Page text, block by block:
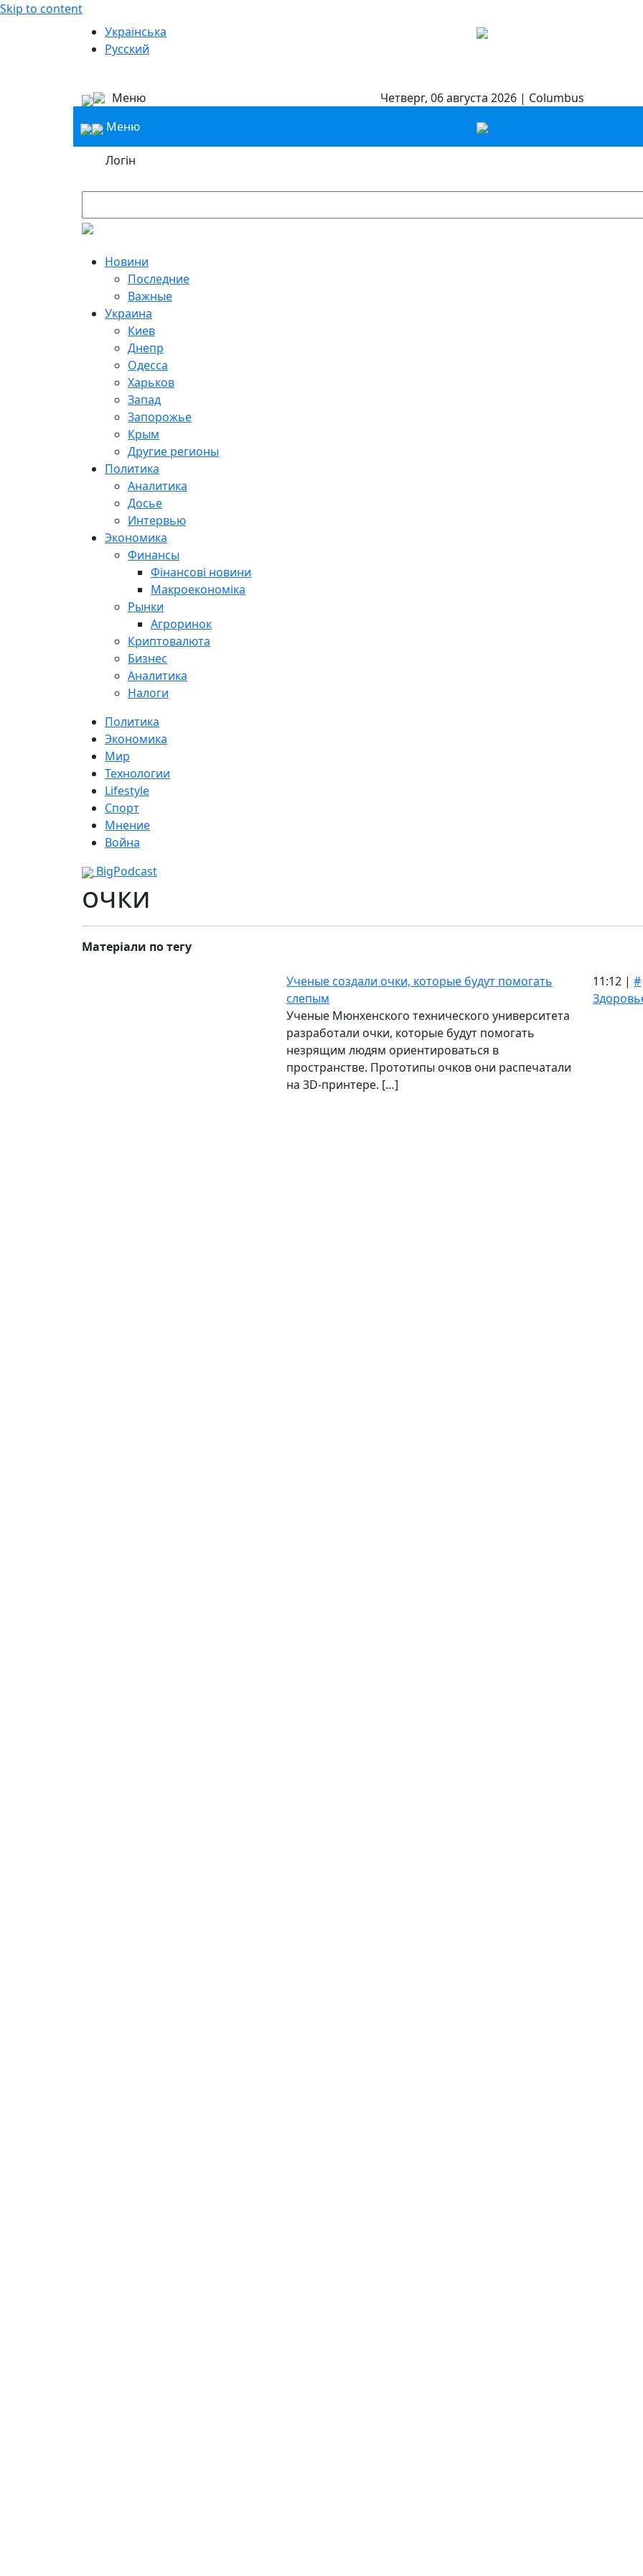
Skip to content
Українська
Русский
Меню
Четверг, 06 августа 2026 | Columbus
Меню
Логін
Новини
Последние
Важные
Украина
Киев
Днепр
Одесса
Харьков
Запад
Запорожье
Крым
Другие регионы
Политика
Аналитика
Досье
Интервью
Экономика
Финансы
Фінансові новини
Макроекономіка
Рынки
Агроринок
Криптовалюта
Бизнес
Аналитика
Налоги
Политика
Экономика
Мир
Технологии
Lifestyle
Спорт
Мнение
Война
BigPodcast
очки
Матеріали по тегу
Ученые создали очки, которые будут помогать
слепым
Ученые Мюнхенского технического университета
разработали очки, которые будут помогать
незрящим людям ориентироваться в
пространстве. Прототипы очков они распечатали
на 3D-принтере. […]
11:12 |#